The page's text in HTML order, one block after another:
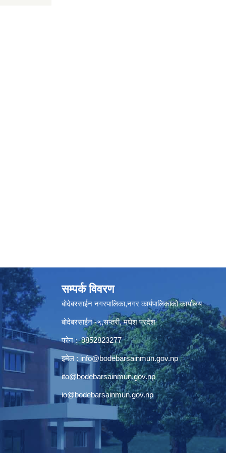
सम्पर्क विवरण
बोदेबरसाईन नगरपालिका,नगर कार्यपालिकाको कार्यालय
बोदेबरसाईन -५,सप्तरी, मधेश प्रदेश
फोन : 9852823277
इमेल : info@bodebarsainmun.gov.np
ito@bodebarsainmun.gov.np
io@bodebarsainmun.gov.np